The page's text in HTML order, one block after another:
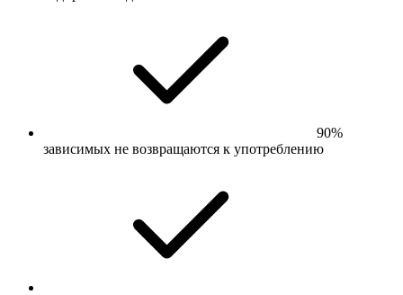
90%
зависимых не возвращаются к употреблению